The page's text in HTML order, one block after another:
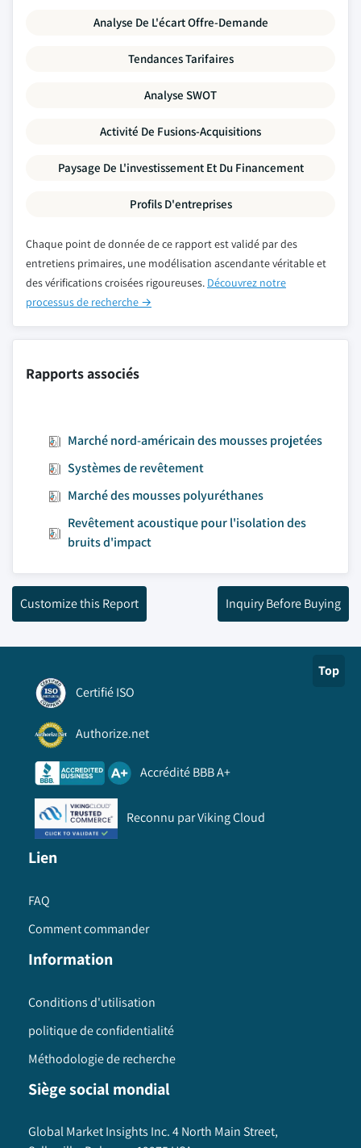
Analyse De L'écart Offre-Demande
Tendances Tarifaires
Analyse SWOT
Activité De Fusions-Acquisitions
Paysage De L'investissement Et Du Financement
Profils D'entreprises
Chaque point de donnée de ce rapport est validé par des
entretiens primaires, une modélisation ascendante véritable et
des vérifications croisées rigoureuses. Découvrez notre
processus de recherche →
Rapports associés
Marché nord-américain des mousses projetées
Systèmes de revêtement
Marché des mousses polyuréthanes
Revêtement acoustique pour l'isolation des
bruits d'impact
Customize this Report Inquiry Before Buying
Top
Certifié ISO
Authorize.net
Accrédité BBB A+
Reconnu par Viking Cloud
Lien
FAQ
Comment commander
Information
Conditions d'utilisation
politique de confidentialité
Méthodologie de recherche
Siège social mondial
Global Market Insights Inc. 4 North Main Street,